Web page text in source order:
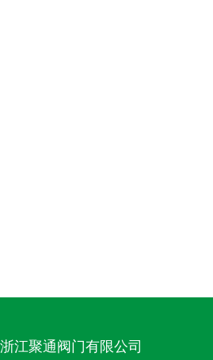
浙江聚通阀门有限公司